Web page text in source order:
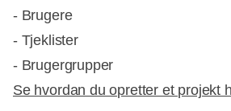
- Brugere
- Tjeklister
- Brugergrupper
Se hvordan du opretter et projekt